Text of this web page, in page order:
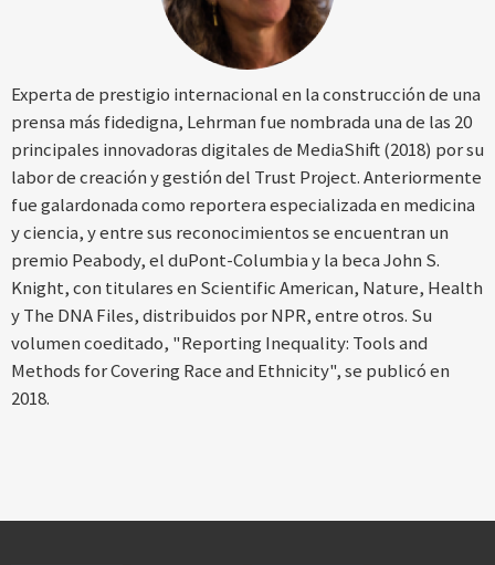
Experta de prestigio internacional en la construcción de una
prensa más fidedigna, Lehrman fue nombrada una de las 20
principales innovadoras digitales de MediaShift (2018) por su
labor de creación y gestión del Trust Project. Anteriormente
fue galardonada como reportera especializada en medicina
y ciencia, y entre sus reconocimientos se encuentran un
premio Peabody, el duPont-Columbia y la beca John S.
Knight, con titulares en Scientific American, Nature, Health
y The DNA Files, distribuidos por NPR, entre otros. Su
volumen coeditado, "Reporting Inequality: Tools and
Methods for Covering Race and Ethnicity", se publicó en
2018.